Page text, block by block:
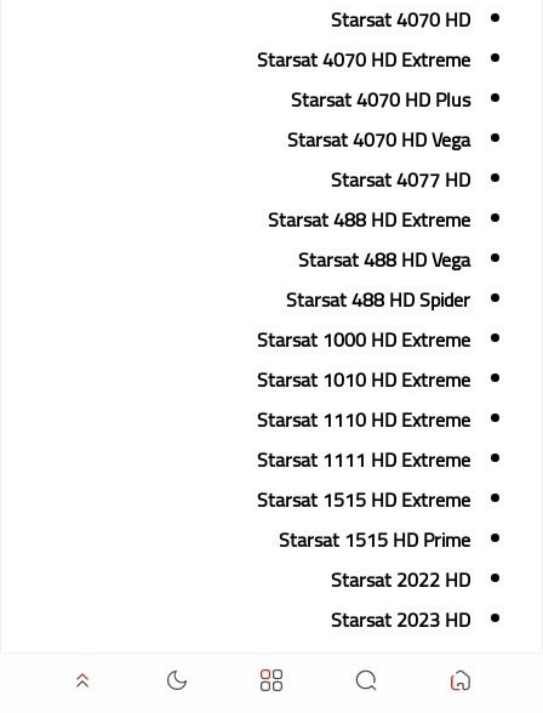
Starsat 4070 HD
Starsat 4070 HD Extreme
Starsat 4070 HD Plus
Starsat 4070 HD Vega
Starsat 4077 HD
Starsat 488 HD Extreme
Starsat 488 HD Vega
Starsat 488 HD Spider
Starsat 1000 HD Extreme
Starsat 1010 HD Extreme
Starsat 1110 HD Extreme
Starsat 1111 HD Extreme
Starsat 1515 HD Extreme
Starsat 1515 HD Prime
Starsat 2022 HD
Starsat 2023 HD
Starsat 3550 HD
Starsat 2070 HD Extreme